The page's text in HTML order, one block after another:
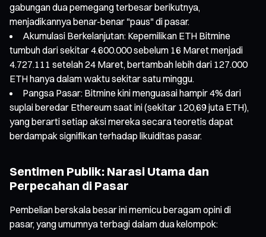
gabungan dua pemegang terbesar berikutnya,
menjadikannya benar-benar "paus" di pasar.
Akumulasi Berkelanjutan: Kepemilikan ETH Bitmine
tumbuh dari sekitar 4.600.000 sebelum 16 Maret menjadi
4.727.111 setelah 24 Maret, bertambah lebih dari 127.000
ETH hanya dalam waktu sekitar satu minggu.
Pangsa Pasar: Bitmine kini menguasai hampir 4% dari
suplai beredar Ethereum saat ini (sekitar 120,69 juta ETH),
yang berarti setiap aksi mereka secara teoretis dapat
berdampak signifikan terhadap likuiditas pasar.
Sentimen Publik: Narasi Utama dan
Perpecahan di Pasar
Pembelian berskala besar ini memicu beragam opini di
pasar, yang umumnya terbagi dalam dua kelompok: